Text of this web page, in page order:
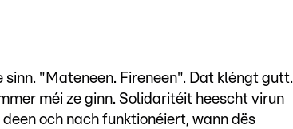
sinn. "Mateneen. Fireneen". Dat kléngt gutt.
méi ze ginn. Solidaritéit heescht virun
och nach funktionéiert, wann dës